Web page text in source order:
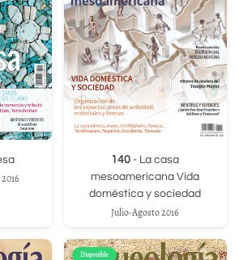
140 - La casa
mesoamericana Vida
doméstica y sociedad
Julio-Agosto 2016
Disponible